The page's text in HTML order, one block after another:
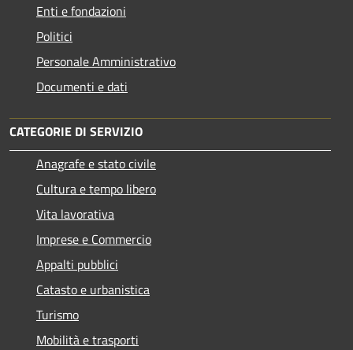
Enti e fondazioni
Politici
Personale Amministrativo
Documenti e dati
CATEGORIE DI SERVIZIO
Anagrafe e stato civile
Cultura e tempo libero
Vita lavorativa
Imprese e Commercio
Appalti pubblici
Catasto e urbanistica
Turismo
Mobilità e trasporti